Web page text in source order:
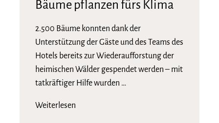
Bäume pflanzen fürs Klima
2.500 Bäume konnten dank der
Unterstützung der Gäste und des Teams des
Hotels bereits zur Wiederaufforstung der
heimischen Wälder gespendet werden – mit
tatkräftiger Hilfe wurden …
Weiterlesen